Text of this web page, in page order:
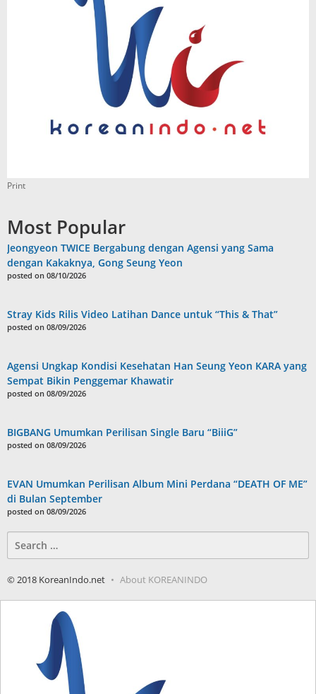
Print
Most Popular
Jeongyeon TWICE Bergabung dengan Agensi yang Sama
dengan Kakaknya, Gong Seung Yeon
posted on 08/10/2026
Stray Kids Rilis Video Latihan Dance untuk “This & That”
posted on 08/09/2026
Agensi Ungkap Kondisi Kesehatan Han Seung Yeon KARA yang
Sempat Bikin Penggemar Khawatir
posted on 08/09/2026
BIGBANG Umumkan Perilisan Single Baru “BiiiG”
posted on 08/09/2026
EVAN Umumkan Perilisan Album Mini Perdana “DEATH OF ME”
di Bulan September
posted on 08/09/2026
for:
© 2018 KoreanIndo.net About KOREANINDO